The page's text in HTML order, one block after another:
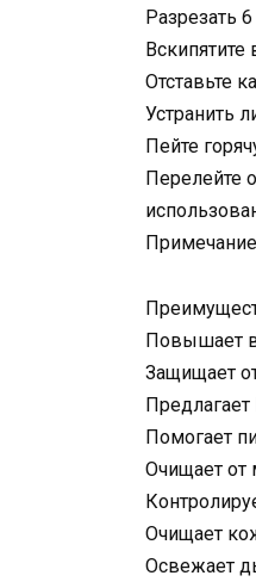
Разрезать
Вскипятите
Отставьте
Устранить
Пейте
Перелейте
Повышает
Защищает
Помогает
Очищает от
Очищает
Освежает